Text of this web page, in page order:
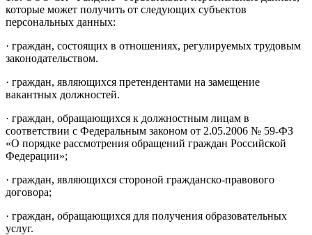
которые может получить от следующих субъектов
персональных данных:
· граждан, состоящих в отношениях, регулируемых трудовым
законодательством.
· граждан, являющихся претендентами на замещение
вакантных должностей.
· граждан, обращающихся к должностным лицам в
соответствии с Федеральным законом от 2.05.2006 № 59-ФЗ
«О порядке рассмотрения обращений граждан Российской
Федерации»;
· граждан, являющихся стороной гражданско-правового
договора;
· граждан, обращающихся для получения образовательных
услуг.